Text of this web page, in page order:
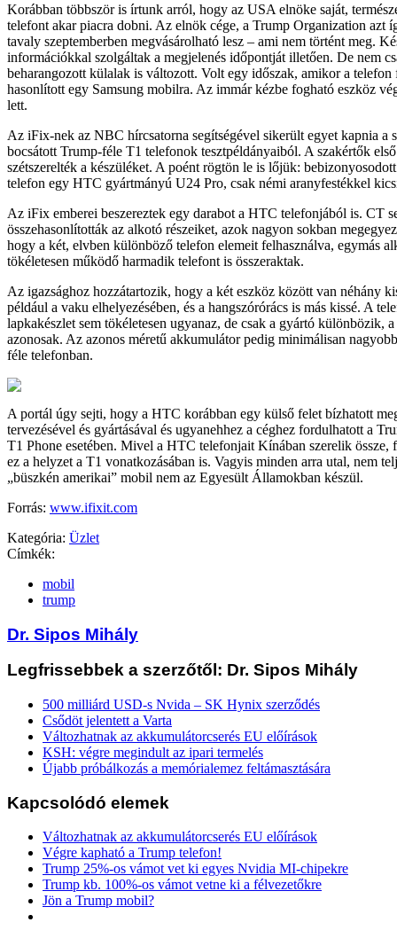
Korábban többször is írtunk arról, hogy az USA elnöke saját,
telefont akar piacra dobni. Az elnök cége, a Trump Organization azt
tavaly szeptemberben megvásárolható lesz – ami nem történt meg.
információkkal szolgáltak a megjelenés időpontját illetően. De nem
beharangozott külalak is változott. Volt egy időszak, amikor a telefon
hasonlított egy Samsung mobilra. Az immár kézbe fogható eszköz
lett.
Az iFix-nek az NBC hírcsatorna segítségével sikerült egyet kapnia a
bocsátott Trump-féle T1 telefonok tesztpéldányaiból. A szakértők
szétszerelték a készüléket. A poént rögtön le is lőjük:
telefon egy HTC gyártmányú U24 Pro, csak némi aranyfestékkel
Az iFix emberei beszereztek egy darabot a HTC telefonjából is. CT
összehasonlították az alkotó részeiket, azok nagyon sokban
hogy a két, elvben különböző telefon elemeit felhasználva, egymás
tökéletesen működő harmadik telefont is összeraktak.
Az igazsághoz hozzátartozik, hogy a két eszköz között van néhány
például a vaku elhelyezésében, és a hangszórórács is más kissé. A
lapkakészlet sem tökéletesen ugyanaz, de csak a gyártó különbözik, a
azonosak. Az azonos méretű akkumulátor pedig minimálisan
féle telefonban.
A portál úgy sejti, hogy a HTC korábban egy külső felet bízhatott
tervezésével és gyártásával és ugyanehhez a céghez fordulhatott a
T1 Phone esetében. Mivel a HTC telefonjait Kínában szerelik össze,
ez a helyzet a T1 vonatkozásában is. Vagyis minden arra utal, nem
„büszkén amerikai” mobil nem az Egyesült Államokban készül.
Forrás: www.ifixit.com
Kategória: Üzlet
Címkék:
mobil
trump
Dr. Sipos Mihály
Legfrissebbek a szerzőtől: Dr. Sipos Mihály
500 milliárd USD-s Nvida – SK Hynix szerződés
Csődöt jelentett a Varta
Változhatnak az akkumulátorcserés EU előírások
KSH: végre megindult az ipari termelés
Újabb próbálkozás a memórialemez feltámasztására
Kapcsolódó elemek
Változhatnak az akkumulátorcserés EU előírások
Végre kapható a Trump telefon!
Trump 25%-os vámot vet ki egyes Nvidia MI-chipekre
Trump kb. 100%-os vámot vetne ki a félvezetőkre
Jön a Trump mobil?